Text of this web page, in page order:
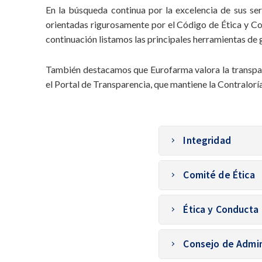
En la búsqueda continua por la excelencia de sus
orientadas rigurosamente por el Código de Ética y
continuación listamos las principales herramientas de
También destacamos que Eurofarma valora la
el Portal de Transparencia, que mantiene la
Integridad
Con el objetivo de
la empresa cuenta
Riesgo y Auditoría
presidencia de la
Hazclic aquíy
Informe Anual de
Comité de Ética
El Comité de Ética es
comunicación,
que confirma la gran
El área de Integridad
Ética y Conducta
Código de Ética y
Consejo de